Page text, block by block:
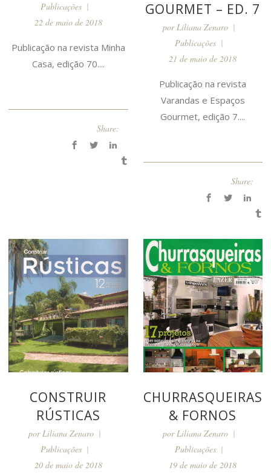
Publicações
22 de maio de 2018
Publicação na revista Minha
Casa, edição 70....
Share:
GOURMET – ED. 7
porLiliana Zenaro
Publicações
21 de maio de 2018
Publicação na revista
Varandas e Espaços
Gourmet, edição 7....
Share:
CONSTRUIR
RÚSTICAS
porLiliana Zenaro
Publicações
20 de maio de 2018
CHURRASQUEIRAS
& FORNOS
porLiliana Zenaro
Publicações
19 de maio de 2018